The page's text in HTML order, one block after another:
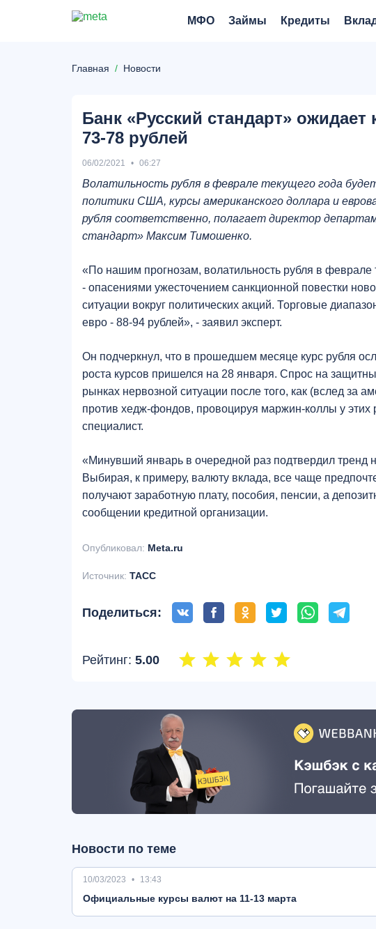
МФО Займы Кредиты
Главная Новости
Банк «Русский стандарт»
73-78 рублей
06/02/2021 06:27
Волатильность рубля в феврале текущего года
политики США, курсы американского доллара и
рубля соответственно, полагает директор
стандарт» Максим Тимошенко.
«По нашим прогнозам, волатильность рубля в
- опасениями ужесточением санкционной повестки
ситуации вокруг политических акций. Торговые
евро - 88-94 рублей», - заявил эксперт.
Он подчеркнул, что в прошедшем месяце курс рубля
роста курсов пришелся на 28 января. Спрос на
рынках нервозной ситуации после того, как (вслед за
против хедж-фондов, провоцируя маржин-коллы у этих
специалист.
«Минувший январь в очередной раз подтвердил тренд
Выбирая, к примеру, валюту вклада, все чаще
получают заработную плату, пособия, пенсии, а
сообщении кредитной организации.
Опубликовал: Meta.ru
Источник: ТАСС
Поделиться:
Рейтинг: 5.00
Новости по теме
10/03/2023 13:43
Oфициальные курсы валют на 11-13 марта